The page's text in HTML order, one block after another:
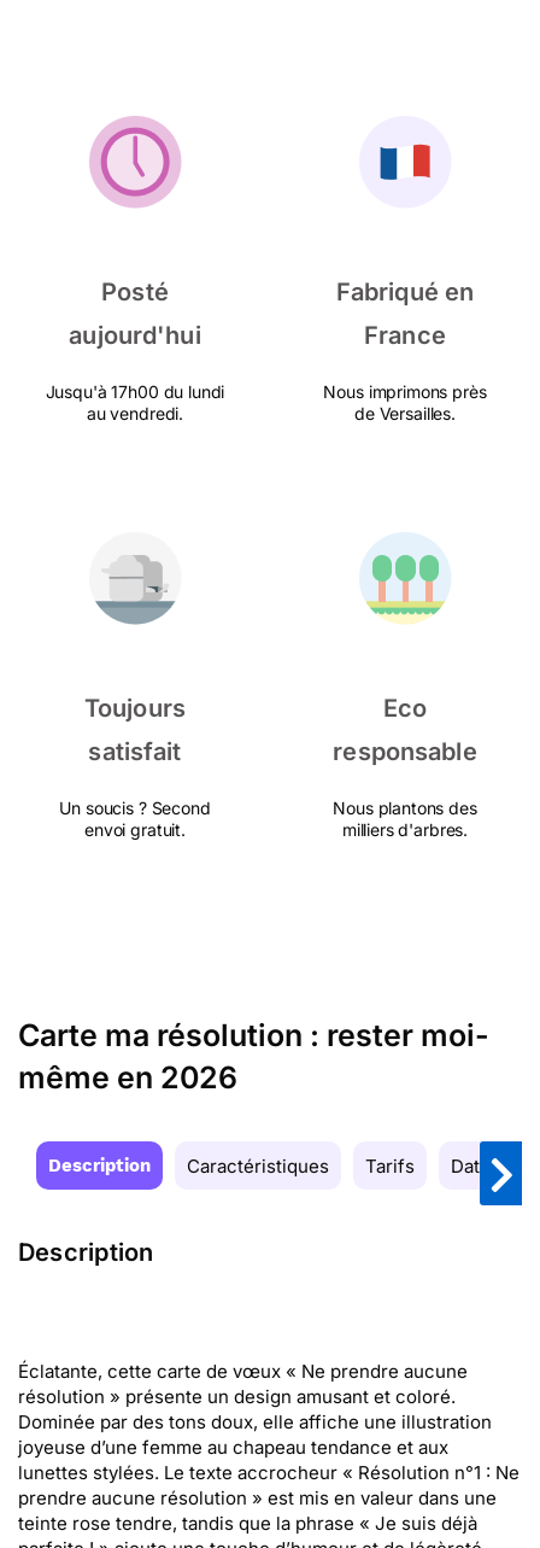
Posté
aujourd'hui
Jusqu'à 17h00 du lundi
au vendredi.
Fabriqué en
France
Nous imprimons près
de Versailles.
Toujours
satisfait
Un soucis ? Second
envoi gratuit.
Eco
responsable
Nous plantons des
milliers d'arbres.
Carte ma résolution : rester moi-
même en 2026
Description Caractéristiques Tarifs Date de
Description
Éclatante, cette carte de vœux « Ne prendre aucune
résolution » présente un design amusant et coloré.
Dominée par des tons doux, elle affiche une illustration
joyeuse d’une femme au chapeau tendance et aux
lunettes stylées. Le texte accrocheur « Résolution n°1 : Ne
prendre aucune résolution » est mis en valeur dans une
teinte rose tendre, tandis que la phrase « Je suis déjà